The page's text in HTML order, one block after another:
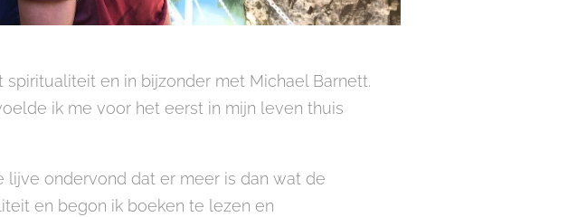
en in bijzonder met Michael Barnett.
ik me voor het eerst in mijn leven thuis
ondervond dat er meer is dan wat de
en begon ik boeken te lezen en